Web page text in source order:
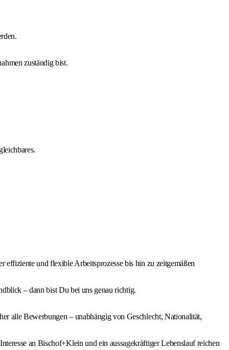
zuständig bist.
und flexible Arbeitsprozesse bis hin zu zeitgemäßen
– dann bist Du bei uns genau richtig.
alle Bewerbungen – unabhängig von Geschlecht, Nationalität,
an Bischof+Klein und ein aussagekräftiger Lebenslauf reichen